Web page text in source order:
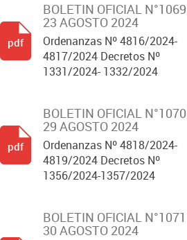
BOLETIN OFICIAL N°1069
23 AGOSTO 2024
Ordenanzas Nº 4816/2024-
4817/2024 Decretos Nº
1331/2024- 1332/2024
pdf
BOLETIN OFICIAL N°1070
29 AGOSTO 2024
Ordenanzas Nº 4818/2024-
4819/2024 Decretos Nº
1356/2024-1357/2024
pdf
BOLETIN OFICIAL N°1071
30 AGOSTO 2024